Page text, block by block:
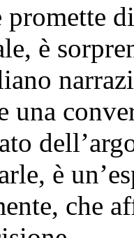
promette
è
una
è
che